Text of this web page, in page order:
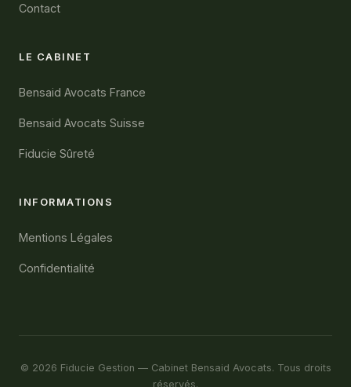
Contact
LE CABINET
Bensaid Avocats France
Bensaid Avocats Suisse
Fiducie Sûreté
INFORMATIONS
Mentions Légales
Confidentialité
© 2026 Fiducie Gestion — Cabinet Bensaid Avocats. Tous droits
réservés.